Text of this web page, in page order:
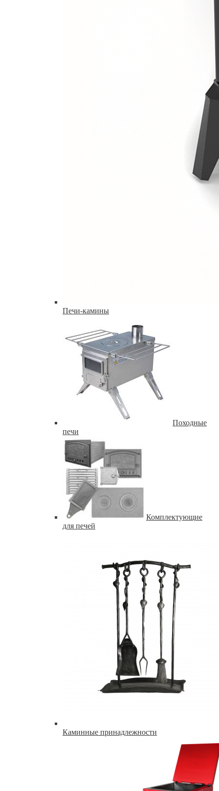
Печи-камины
Походные
печи
Комплектующие
для печей
Каминные принадлежности